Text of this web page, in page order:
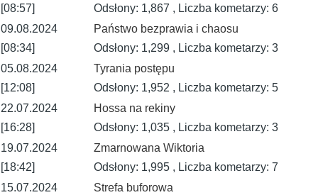
[08:57]
Odsłony: 1,867 , Liczba kometarzy: 6
09.08.2024
[08:34]
Państwo bezprawia i chaosu
Odsłony: 1,299 , Liczba kometarzy: 3
05.08.2024
[12:08]
Tyrania postępu
Odsłony: 1,952 , Liczba kometarzy: 5
22.07.2024
[16:28]
Hossa na rekiny
Odsłony: 1,035 , Liczba kometarzy: 3
19.07.2024
[18:42]
Zmarnowana Wiktoria
Odsłony: 1,995 , Liczba kometarzy: 7
15.07.2024
Strefa buforowa